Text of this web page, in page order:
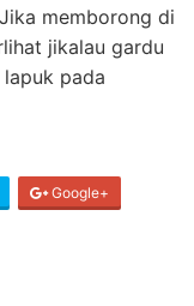
memborong di
jikalau gardu
pada
Google+